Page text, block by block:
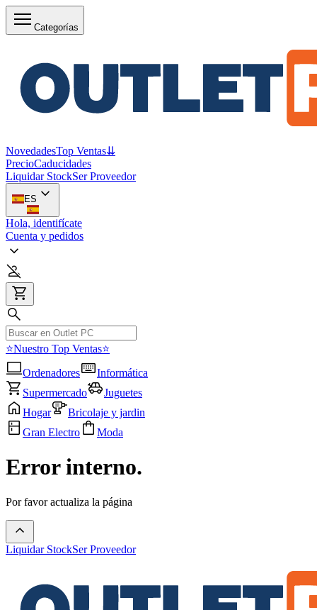
Categorías
NovedadesTop Ventas⇊
PrecioCaducidades
Liquidar StockSer Proveedor
ES
Hola, identifícate
Cuenta y pedidos
⭐Nuestro Top Ventas⭐
Ordenadores
Informática
Supermercado
Juguetes
Hogar
Bricolaje y jardin
Gran Electro
Moda
Error interno.
Por favor actualiza la página
Liquidar StockSer Proveedor